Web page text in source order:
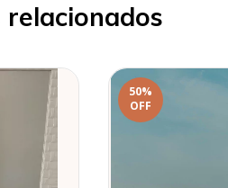
50%
OFF